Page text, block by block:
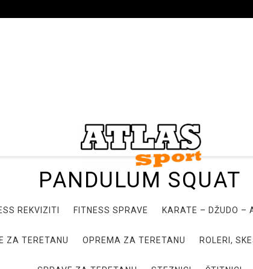
PANDULUM SQUAT
REKVIZITI FITNESS SPRAVE KARATE – DŽUDO –
ZA TERETANU OPREMA ZA TERETANU ROLERI,